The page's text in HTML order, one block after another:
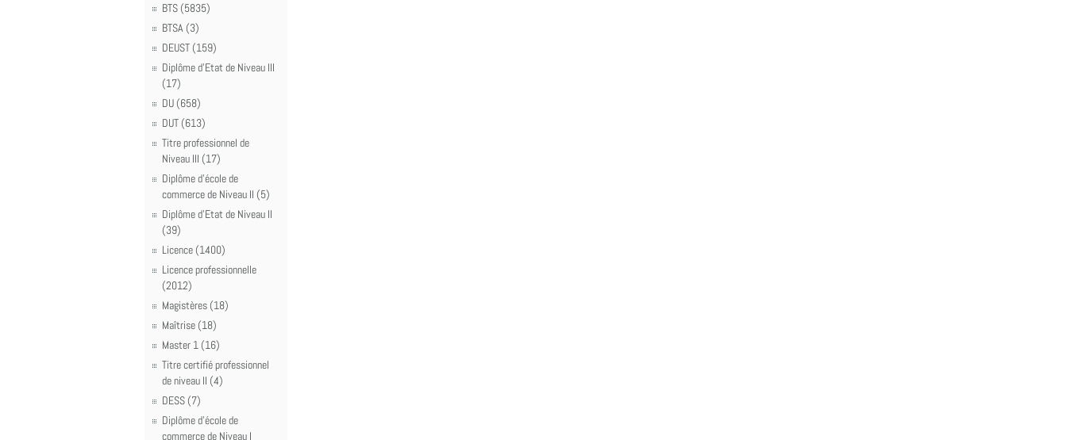
BTS (5835)
BTSA (3)
DEUST (159)
Diplôme d'Etat de Niveau III
(17)
DU (658)
DUT (613)
Titre professionnel de
Niveau III (17)
Diplôme d'école de
commerce de Niveau II (5)
Diplôme d'Etat de Niveau II
(39)
Licence (1400)
Licence professionnelle
(2012)
Magistères (18)
Maîtrise (18)
Master 1 (16)
Titre certifié professionnel
de niveau II (4)
DESS (7)
Diplôme d'école de
commerce de Niveau I